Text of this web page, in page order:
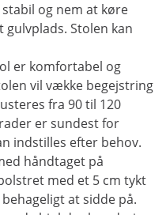
og nem at køre
Stolen kan
er komfortabel og
vil vække begejstring
fra 90 til 120
er sundest for
indstilles efter behov.
håndtaget på
med et 5 cm tykt
at sidde på.